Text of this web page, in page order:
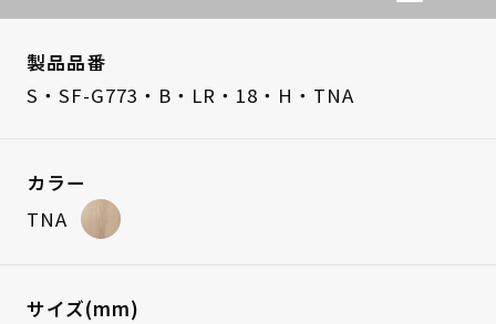
製品品番
S・SF-G773・B・LR・18・H・TNA
カラー
TNA
サイズ(mm)